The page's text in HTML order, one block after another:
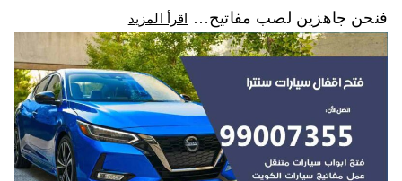
فنحن جاهزين لصب مفاتيح…
اقرأ المزيد